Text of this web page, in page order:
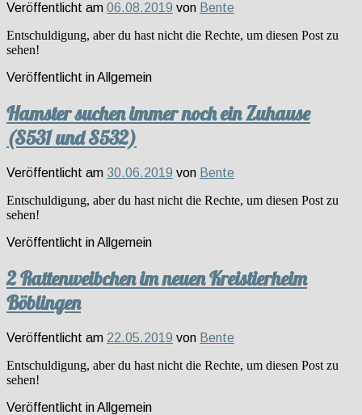
Veröffentlicht am 06.08.2019 von Bente
Entschuldigung, aber du hast nicht die Rechte, um diesen Post zu
sehen!
Veröffentlicht inAllgemein
Hamster suchen immer noch ein Zuhause
(S531 und S532)
Veröffentlicht am 30.06.2019 von Bente
Entschuldigung, aber du hast nicht die Rechte, um diesen Post zu
sehen!
Veröffentlicht inAllgemein
2 Rattenweibchen im neuen Kreistierheim
Böblingen
Veröffentlicht am 22.05.2019 von Bente
Entschuldigung, aber du hast nicht die Rechte, um diesen Post zu
sehen!
Veröffentlicht inAllgemein